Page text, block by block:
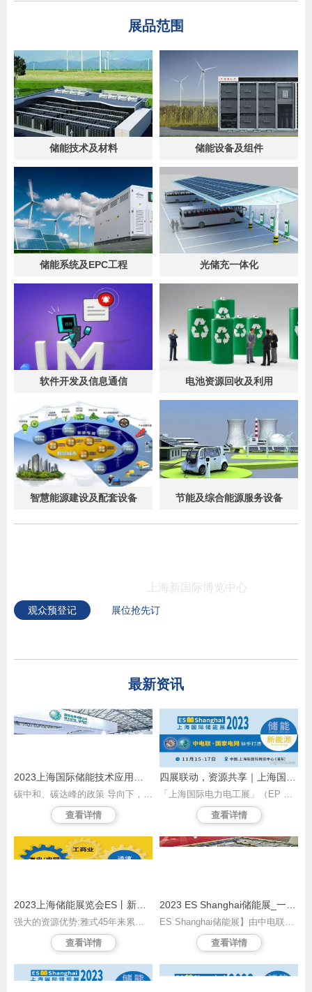
展品范围
储能技术及材料 储能设备及组件
储能系统及EPC工程 光储充一体化
软件开发及信息通信 电池资源回收及利用
智慧能源建设及配套设备 节能及综合能源服务设备
上海新国际博览中心
观众预登记 展位抢先订
最新资讯
碳中和、碳达峰的政策 导向下，储能不再只是一 道“选择题”，而 在各地利好政策的不断推动下，储能行业 也迎来了狂飙 式 的增长。在此背景下，中国电力 企业联合会充分 发挥桥梁纽带和 导向作用，与其已主办的三 十余年的国 内大型权威电力展——【EP上海国际 电力展】同期增设全 新“上海国际储能技 术应用展览会”，立足在“ 发电侧”、“电网侧”的 大储资源优势，围绕“ 新型储能”、“分布 式微电网”、“光储充”等 热门话题，与诸位一起打开新 型电力系统 下的储能发展新空间。
查看详情
「上海国际电力电工展」（EP 电力展）深耕细作三十年，累积丰富的发电侧电网侧资源，为配合市场高速发展及借助平台优势引领电力产业的升级和转型，由中国电力企业联合会和国家电网携手合作，香港雅式展览服务有限公司承办的「上海国际储能技术应用展览会」（以下简称ES储能展）即将在 2023年11月15日至17日于上海新国际博览中心 盛大开幕，汇聚产业发展的全要素，搭建平台助力拓展产业间的合作领域、推动新型储能技术，为“双碳”目标方面迈出坚实步伐。
查看详情
强大的资源优势:雅式45年来累计了庞大的工业用户资源，每年举办20多个行业展览会，行业涉及电力电工、数据中心、云计算、通信、智能建筑、汽车塑料、印刷、包装及纺织等。雅式展览每年服务国内外参展企业超过11,000家及来自150个国家/地区的640,000专业观众。
查看详情
ES Shanghai储能展】由中电联及国家电网主办，承办单位雅式集团拥有强大的资源优势，45年来累计了庞大的工业用户资源，每年举办20多个行业展览会，包括【CHINAPLAS国际橡塑展】【EP电力展】等，行业涉及电力电工、数据中心、云计算、通信、智能建筑、汽车塑料、印刷、包装及纺织等，拥有大量不同行业数据库的优势协助客户业务拓展。
查看详情